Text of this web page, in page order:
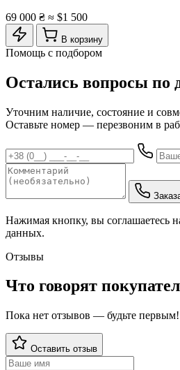
69 000 ₴ ≈ $1 500
В корзину
Помощь с подбором
Остались вопросы по
Уточним наличие, состояние и
Оставьте номер — перезвоним в
Нажимая кнопку, вы соглашаетесь
данных.
Отзывы
Что говорят
Пока нет отзывов — будьте первым!
Оставить отзыв